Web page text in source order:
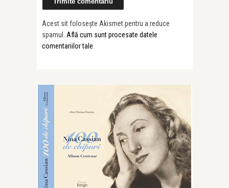
Acest sit folosește Akismet pentru a reduce
spamul. Află cum sunt procesate datele
comentariilor tale